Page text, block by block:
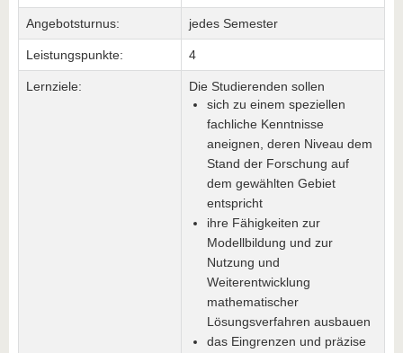
Angebotsturnus: jedes Semester
Leistungspunkte: 4
Lernziele:
Die Studierenden sollen
sich zu einem speziellen
fachliche Kenntnisse
aneignen, deren Niveau dem
Stand der Forschung auf
dem gewählten Gebiet
entspricht
ihre Fähigkeiten zur
Modellbildung und zur
Nutzung und
Weiterentwicklung
mathematischer
Lösungsverfahren ausbauen
das Eingrenzen und präzise